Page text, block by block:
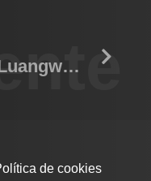
Zambia 2018, South Luangwa N.P.
de cookies